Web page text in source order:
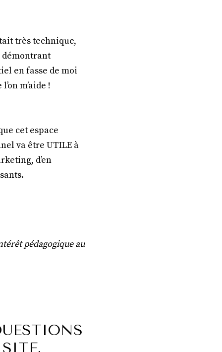
très technique,
démontrant
en fasse de moi
m’aide !
cet espace
va être UTILE à
d’en
pédagogique au